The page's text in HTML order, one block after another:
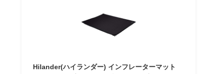
Hilander(ハイランダー) インフレーターマット